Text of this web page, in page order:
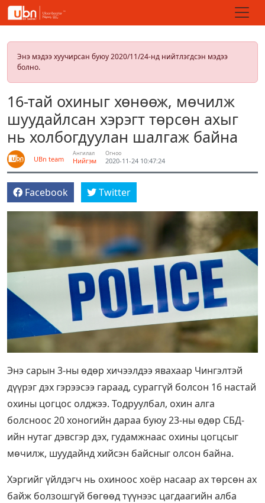
Энэ мэдээ хуучирсан буюу 2020/11/24-нд нийтлэгдсэн мэдээ
болно.
16-тай охиныг хөнөөж, мөчилж
шуудайлсан хэрэгт төрсөн ахыг
нь холбогдуулан шалгаж байна
UBn team
Ангилал
Нийгэм
Огноо
2020-11-24 10:47:24
Facebook Twitter
Энэ сарын 3-ны өдөр хичээлдээ явахаар Чингэлтэй
дүүрэг дэх гэрээсээ гараад, сураггүй болсон 16 настай
охины цогцос олджээ. Тодруулбал, охин алга
болсноос 20 хоногийн дараа буюу 23-ны өдөр СБД-
ийн нутаг дэвсгэр дэх, гудамжнаас охины цогцсыг
мөчилж, шуудайнд хийсэн байсныг олсон байна.
Хэргийг үйлдэгч нь охиноос хоёр насаар ах төрсөн ах
байж болзошгүй бөгөөд түүнээс цагдаагийн алба